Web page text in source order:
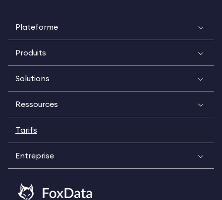
Plateforme
Produits
Solutions
Ressources
Tarifs
Entreprise